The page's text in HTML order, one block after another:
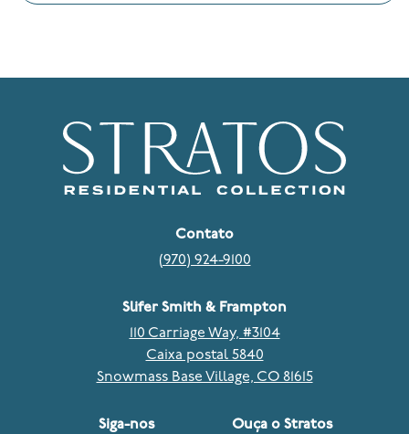
Contato
(970) 924-9100
Slifer Smith & Frampton
110 Carriage Way, #3104
Caixa postal 5840
Snowmass Base Village, CO 81615
Siga-nos Ouça o Stratos